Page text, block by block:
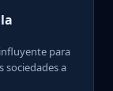
para
sociedades a